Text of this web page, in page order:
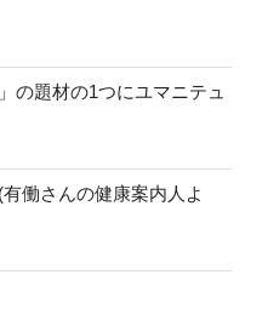
題材の1つにユマニテュ
働さんの健康案内人よ